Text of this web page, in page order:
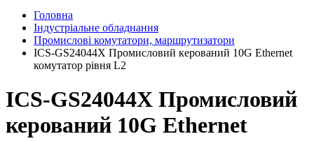
Головна
Індустріальне обладнання
Промислові комутатори, маршрутизатори
ICS-GS24044X Промисловий керований 10G Ethernet
комутатор рівня L2
ICS-GS24044X Промисловий
керований 10G Ethernet